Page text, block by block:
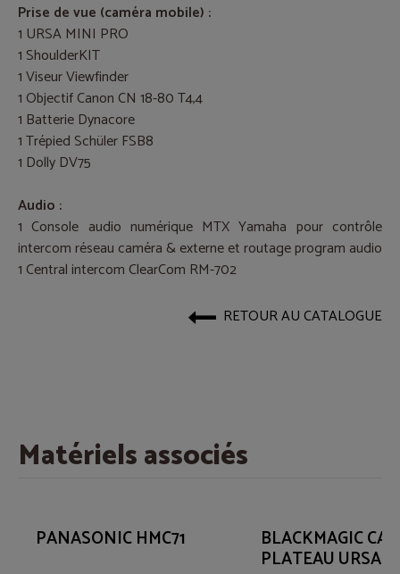
Prise de vue (caméra mobile) :
1 URSA MINI PRO
1 ShoulderKIT
1 Viseur Viewfinder
1 Objectif Canon CN 18-80 T4,4
1 Batterie Dynacore
1 Trépied Schüler FSB8
1 Dolly DV75
Audio :
1 Console audio numérique MTX Yamaha pour contrôle
intercom réseau caméra & externe et routage program audio
1 Central intercom ClearCom RM-702
RETOUR AU CATALOGUE
Matériels associés
PANASONIC HMC71 BLACKMAGIC
PLATEAU URSA